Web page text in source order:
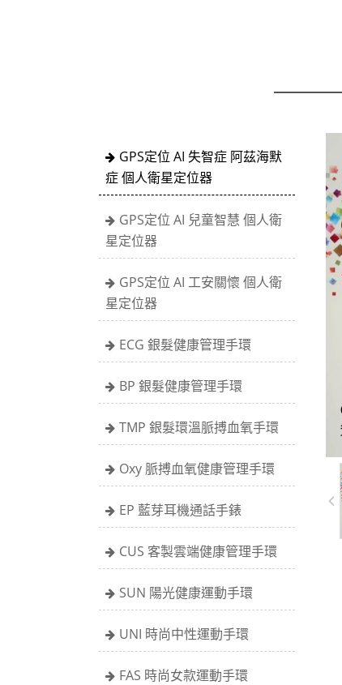
GPS定位 AI 失智症 阿茲海默
症 個人衛星定位器
GPS定位 AI 兒童智慧 個人衛
星定位器
GPS定位 AI 工安關懷 個人衛
星定位器
ECG 銀髮健康管理手環
BP 銀髮健康管理手環
TMP 銀髮環溫脈搏血氧手環
Oxy 脈搏血氧健康管理手環
EP 藍芽耳機通話手錶
CUS 客製雲端健康管理手環
SUN 陽光健康運動手環
UNI 時尚中性運動手環
FAS 時尚女款運動手環